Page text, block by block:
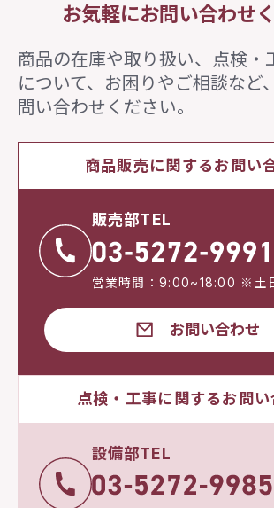
お気軽にお問い合わせ
商品の在庫や取り扱い、点検・
について、 お困りやご相談など
問い合わせください。
商品販売に関するお問い
販売部TEL
営業時間：9:00~18:00 ※土
お問い合わせ
点検・工事に関するお問い
設備部TEL